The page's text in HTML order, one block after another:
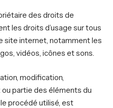
des droits de
les droits d’usage sur tous
site internet, notamment les
vidéos, icônes et sons.
modification,
partie des éléments du
procédé utilisé, est